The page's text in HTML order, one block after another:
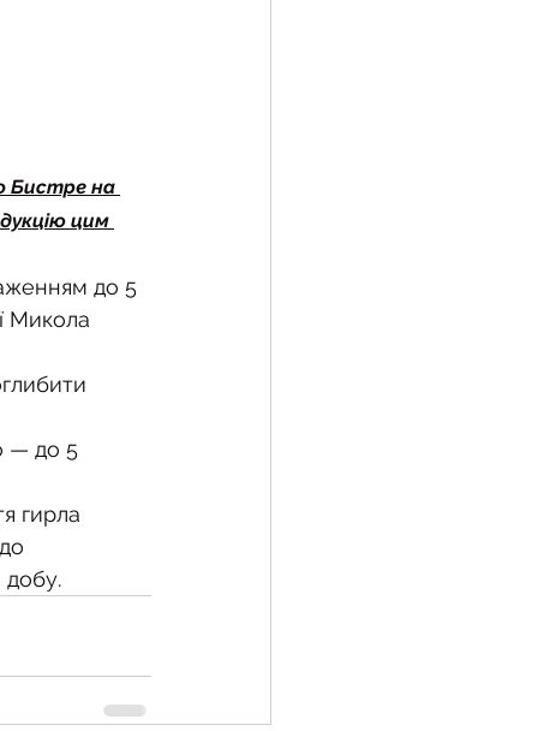
Бистре на
цим
Микола
— до 5
добу.